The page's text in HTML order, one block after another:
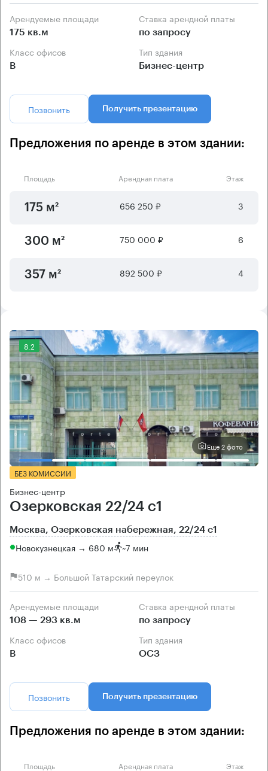
Арендуемые площади
175 кв.м
Ставка арендной платы
по запросу
Класс офисов
B
Тип здания
Бизнес-центр
Позвонить Получить презентацию
Предложения по аренде в этом здании:
Площадь Арендная плата Этаж
175 м² 656 250 ₽ 3
300 м² 750 000 ₽ 6
357 м² 892 500 ₽ 4
8.2
Еще 2 фото
БЕЗ КОМИССИИ
Бизнес-центр
Озерковская 22/24 с1
Москва, Озерковская набережная, 22/24 с1
Новокузнецкая → 680 м ~7 мин
510 м → Большой Татарский переулок
Арендуемые площади
108 — 293 кв.м
Ставка арендной платы
по запросу
Класс офисов
B
Тип здания
ОСЗ
Позвонить Получить презентацию
Предложения по аренде в этом здании:
Площадь Арендная плата Этаж